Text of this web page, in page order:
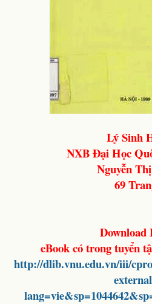
Lý Sinh
NXB Đại Học
Nguyễn
69
Download
eBook có trong tuyển
http://dlib.vnu.edu.vn/iii/